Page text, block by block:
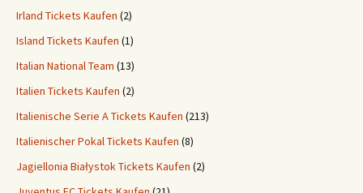
Irland Tickets Kaufen (2)
Island Tickets Kaufen (1)
Italian National Team (13)
Italien Tickets Kaufen (2)
Italienische Serie A Tickets Kaufen (213)
Italienischer Pokal Tickets Kaufen (8)
Jagiellonia Białystok Tickets Kaufen (2)